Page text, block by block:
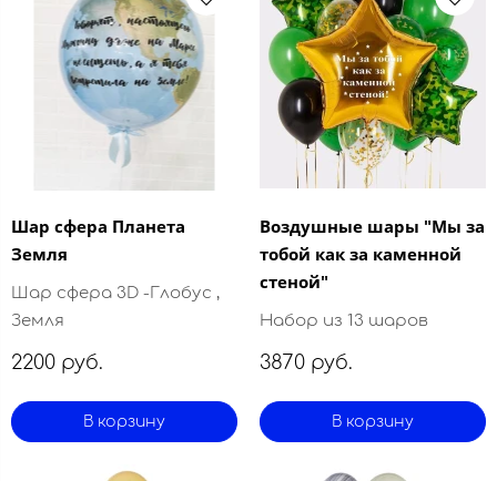
Шар сфера Планета
Земля
Шар сфера 3D -Глобус ,
Земля
2200 руб.
В корзину
Воздушные шары "Мы за
тобой как за каменной
стеной"
Набор из 13 шаров
3870 руб.
В корзину